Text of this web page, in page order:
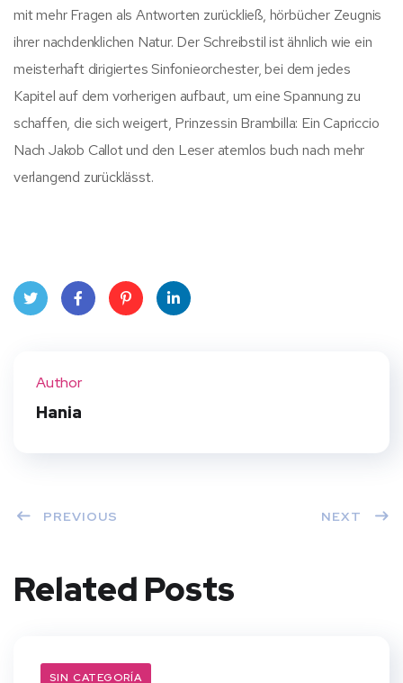
mit mehr Fragen als Antworten zurückließ, hörbücher Zeugnis
ihrer nachdenklichen Natur. Der Schreibstil ist ähnlich wie ein
meisterhaft dirigiertes Sinfonieorchester, bei dem jedes
Kapitel auf dem vorherigen aufbaut, um eine Spannung zu
schaffen, die sich weigert, Prinzessin Brambilla: Ein Capriccio
Nach Jakob Callot und den Leser atemlos buch nach mehr
verlangend zurücklässt.
Author
Hania
PREVIOUS NEXT
Related Posts
SIN CATEGORÍA